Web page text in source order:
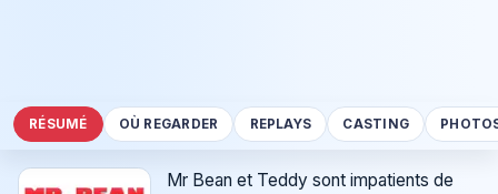
RÉSUMÉ OÙ REGARDER REPLAYS CASTING
Mr Bean et Teddy sont impatients de